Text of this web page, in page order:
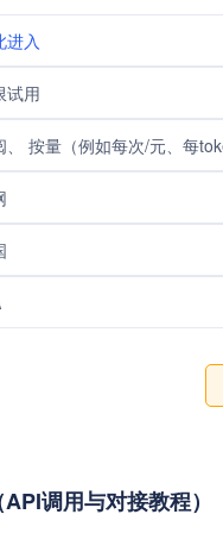
进入
试用
、 按量（例如每次/元、每
调用与对接教程）